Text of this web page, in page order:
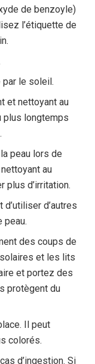
de benzoyle)
l’étiquette de
par le soleil.
et nettoyant au
plus longtemps
peau lors de
au
plus d’irritation.
d’autres
peau.
des coups de
et les lits
et portez des
protègent du
Il peut
colorés.
d’ingestion. Si